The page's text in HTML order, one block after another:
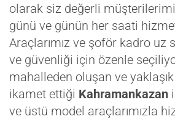
olarak siz değerli
günü ve günün her saati
Araçlarımız ve şoför kadro uz
ve güvenliği için özenle
mahalleden oluşan ve
ikamet ettiği Kahramankazan
ve üstü model araçlarımızla